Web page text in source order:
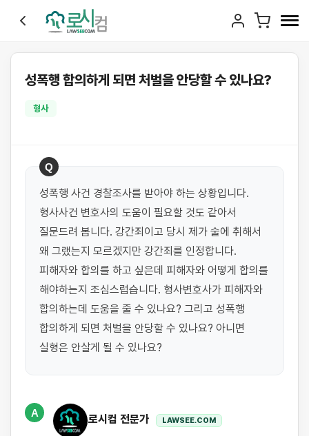
성폭행 합의하게 되면 처벌을 안당할 수 있나요?
형사
Q
성폭행 사건 경찰조사를 받아야 하는 상황입니다.
형사사건 변호사의 도움이 필요할 것도 같아서
질문드려 봅니다. 강간죄이고 당시 제가 술에 취해서
왜 그랬는지 모르겠지만 강간죄를 인정합니다.
피해자와 합의를 하고 싶은데 피해자와 어떻게 합의를
해야하는지 조심스럽습니다. 형사변호사가 피해자와
합의하는데 도움을 줄 수 있나요? 그리고 성폭행
합의하게 되면 처벌을 안당할 수 있나요? 아니면
실형은 안살게 될 수 있나요?
A
로시컴 전문가 LAWSEE.COM